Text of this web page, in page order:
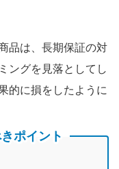
品は、長期保証の対
ングを見落としてし
的に損をしたように
ポイント